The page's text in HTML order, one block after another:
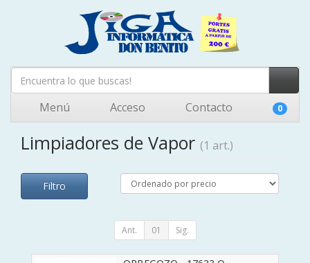
Menú Acceso Contacto 0
Limpiadores de Vapor (1 art.)
Filtro
Ant. 01 Sig.